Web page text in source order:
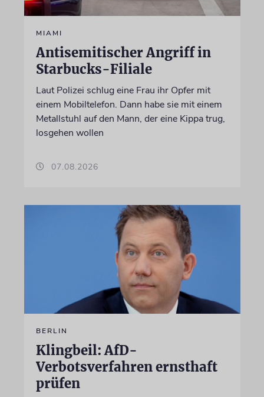
MIAMI
Antisemitischer Angriff in
Starbucks-Filiale
Laut Polizei schlug eine Frau ihr Opfer mit
einem Mobiltelefon. Dann habe sie mit einem
Metallstuhl auf den Mann, der eine Kippa trug,
losgehen wollen
07.08.2026
BERLIN
Klingbeil: AfD-
Verbotsverfahren ernsthaft
prüfen